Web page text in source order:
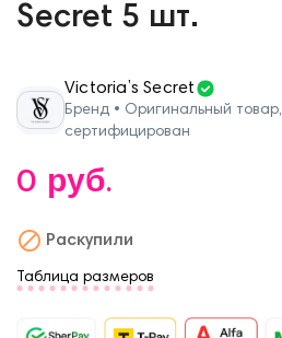
Secret 5 шт.
Victoria’s Secret
Бренд • Оригинальный товар,
сертифицирован
0 руб.
 Раскупили
Таблица размеров